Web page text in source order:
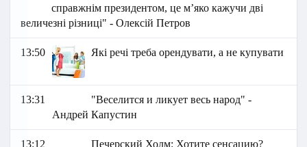
справжнім президентом, це мʼяко кажучи дві
величезні різниці" - Олексій Петров
13:50 Які речі треба орендувати, а не купувати
13:31
"Веселится и ликует весь народ" -
Андрей Капустин
13:12 Печерский Холм: Хотите сенсацию?